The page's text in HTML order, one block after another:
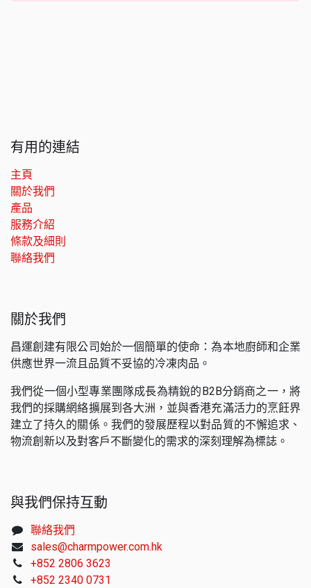
有用的連結
主頁
關於我們
產品
服務介紹
條款及細則
聯絡我們
關於我們
昌運創建有限公司始於一個簡單的使命：為本地廚師和企業
供應世界一流且品質不妥協的冷凍肉品。
我們從一個小型專業團隊成長為精銳的B2B分銷商之一，將
我們的採購網絡擴展到各大洲，並與香港充滿活力的烹飪界
建立了持久的關係。我們的發展歷程以對品質的不懈追求、
物流創新以及對客戶不斷變化的需求的深刻理解為標誌。
與我們保持互動
聯絡我們
sales@charmpower.com.hk
+852 2806 3623
+852 2340 0731